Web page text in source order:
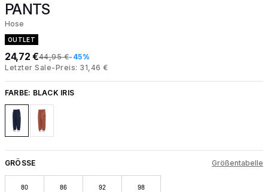
PANTS
Hose
OUTLET
24,72 €44,95 €-45%
Letzter Sale-Preis: 31,46 €
FARBE: BLACK IRIS
GRÖSSE Größentabelle
80 86 92 98